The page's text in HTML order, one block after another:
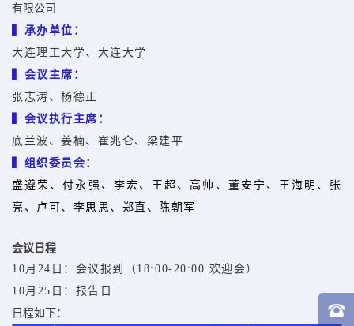
有限公司
▍承办单位：
大连理工大学、大连大学
▍会议主席：
张志涛、杨德正
▍会议执行主席：
底兰波、姜楠、崔兆仑、梁建平
▍组织委员会：
盛遵荣、付永强、李宏、王超、高帅、董安宁、王海明、张
亮、卢可、李思思、郑直、陈朝军
会议日程
10月24日：会议报到（18:00-20:00 欢迎会）
10月25日：报告日
日程如下：